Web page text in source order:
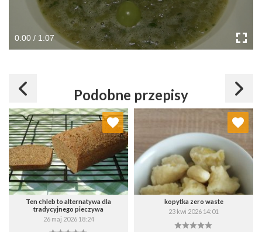
0:00 / 1:07
Podobne przepisy
Ten chleb to alternatywa dla
tradycyjnego pieczywa
26 maj 2026 18:24
Dodaj do ulubionych
Wybierz listę:
kopytka zero waste
23 kwi 2026 14:01
Dodaj do ulubionych
Wybierz listę: